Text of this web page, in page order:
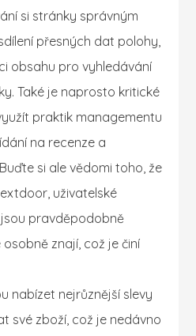
si stránky správným
přesných dat polohy,
obsahu pro vyhledávání
Také je naprosto kritické
praktik managementu
na recenze a
si ale vědomi toho, že
uživatelské
pravděpodobně
znají, což je činí
nabízet nejrůznější slevy
své zboží, což je nedávno